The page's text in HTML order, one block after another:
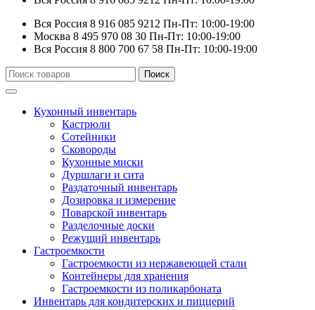
Вся Россия 8 916 085 9212 Пн-Пт: 10:00-19:00
Москва 8 495 970 08 30 Пн-Пт: 10:00-19:00
Вся Россия 8 800 700 67 58 Пн-Пт: 10:00-19:00
Искать:
Поиск
Кухонный инвентарь
Кастрюли
Сотейники
Сковороды
Кухонные миски
Дуршлаги и сита
Раздаточный инвентарь
Дозировка и измерение
Поварской инвентарь
Разделочные доски
Режущий инвентарь
Гастроемкости
Гастроемкости из нержавеющей стали
Контейнеры для хранения
Гастроемкости из поликарбоната
Инвентарь для кондитерских и пиццерий